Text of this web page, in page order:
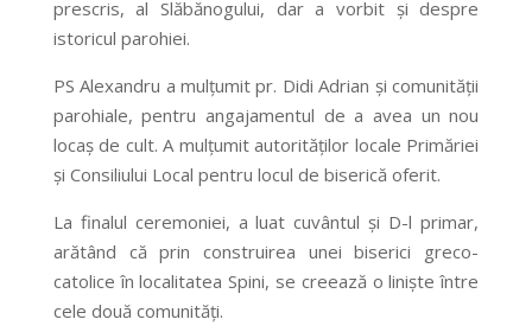
prescris, al Slăbănogului, dar a vorbit şi despre
istoricul parohiei.
PS Alexandru a mulţumit pr. Didi Adrian şi comunităţii
parohiale, pentru angajamentul de a avea un nou
locaş de cult. A mulţumit autorităţilor locale Primăriei
şi Consiliului Local pentru locul de biserică oferit.
La finalul ceremoniei, a luat cuvântul şi D-l primar,
arătând că prin construirea unei biserici greco-
catolice în localitatea Spini, se creează o linişte între
cele două comunităţi.